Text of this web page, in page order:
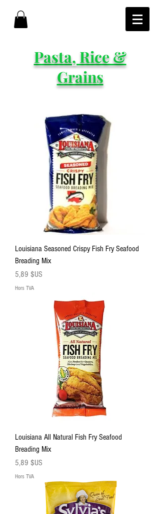
Pasta, Rice &
Grains
Louisiana Seasoned Crispy Fish Fry Seafood
Breading Mix
Prix
5,89 $US
Hors TVA
Louisiana All Natural Fish Fry Seafood
Breading Mix
Prix
5,89 $US
Hors TVA